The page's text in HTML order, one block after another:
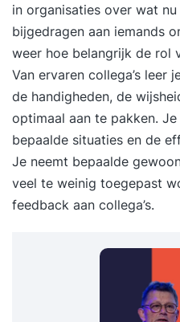
in organisaties over wat
bijgedragen aan iemands
weer hoe belangrijk de rol
Van ervaren collega’s leer
de handigheden, de
optimaal aan te pakken.
bepaalde situaties en de
Je neemt bepaalde
veel te weinig toegepast
feedback aan collega’s.